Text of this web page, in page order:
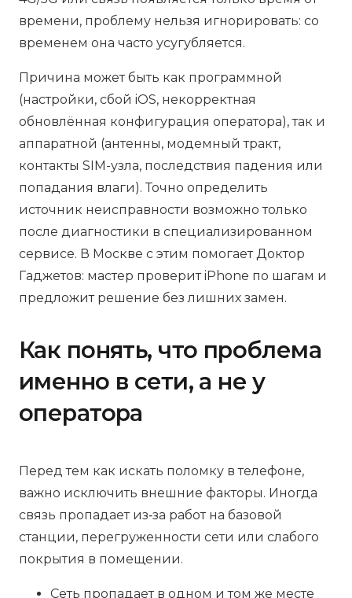
времени, проблему нельзя игнорировать: со
временем она часто усугубляется.
Причина может быть как программной
(настройки, сбой iOS, некорректная
обновлённая конфигурация оператора), так и
аппаратной (антенны, модемный тракт,
контакты SIM-узла, последствия падения или
попадания влаги). Точно определить
источник неисправности возможно только
после диагностики в специализированном
сервисе. В Москве с этим помогает Доктор
Гаджетов: мастер проверит iPhone по шагам и
предложит решение без лишних замен.
Как понять, что проблема
именно в сети, а не у
оператора
Перед тем как искать поломку в телефоне,
важно исключить внешние факторы. Иногда
связь пропадает из‑за работ на базовой
станции, перегруженности сети или слабого
покрытия в помещении.
Сеть пропадает в одном и том же месте